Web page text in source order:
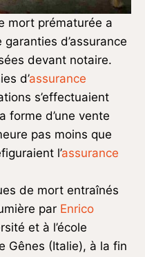
mort prématurée a
d’assurance
devant notaire.
d’assurance
s’effectuaient
forme d’une vente
pas moins que
l’assurance
de mort entraînés
par Enrico
et à l’école
Gênes (Italie), à la fin